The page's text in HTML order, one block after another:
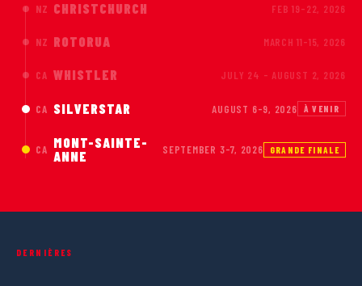
NZ CHRISTCHURCH FEB 19-22, 2026
NZ ROTORUA MARCH 11-15, 2026
CA WHISTLER JULY 24 - AUGUST 2, 2026
CA SILVERSTAR AUGUST 6-9, 2026 À VENIR
CA MONT-SAINTE-
ANNE
SEPTEMBER 3-7, 2026 GRANDE FINALE
DERNIÈRES